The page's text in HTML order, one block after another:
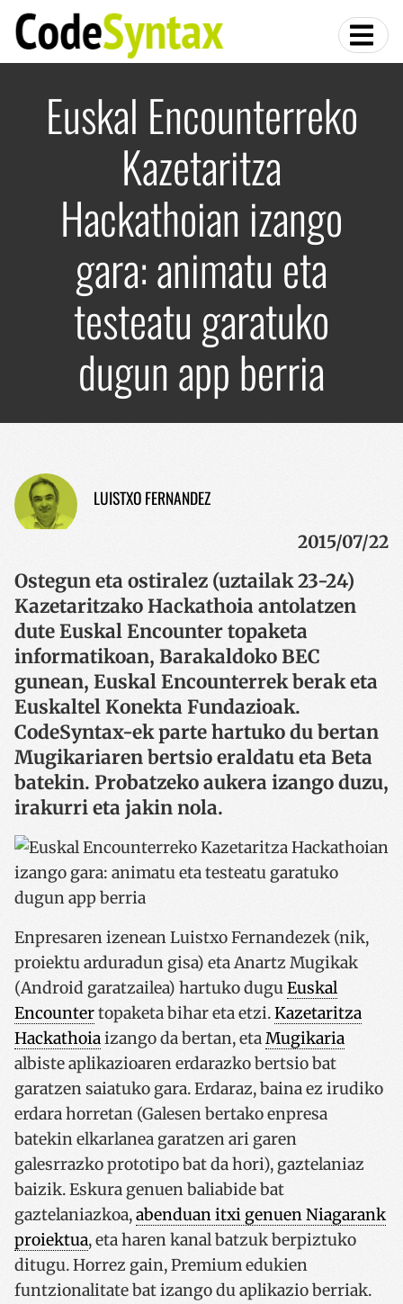
Euskal Encounterreko
Kazetaritza
Hackathoian izango
gara: animatu eta
testeatu garatuko
dugun app berria
LUISTXO FERNANDEZ
2015/07/22
Ostegun eta ostiralez (uztailak 23-24)
Kazetaritzako Hackathoia antolatzen
dute Euskal Encounter topaketa
informatikoan, Barakaldoko BEC
gunean, Euskal Encounterrek berak eta
Euskaltel Konekta Fundazioak.
CodeSyntax-ek parte hartuko du bertan
Mugikariaren bertsio eraldatu eta Beta
batekin. Probatzeko aukera izango duzu,
irakurri eta jakin nola.
Enpresaren izenean Luistxo Fernandezek (nik,
proiektu arduradun gisa) eta Anartz Mugikak
(Android garatzailea) hartuko duguEuskal
Encountertopaketa bihar eta etzi.Kazetaritza
Hackathoiaizango da bertan, etaMugikaria
albiste aplikazioaren erdarazko bertsio bat
garatzen saiatuko gara. Erdaraz, baina ez irudiko
erdara horretan (Galesen bertako enpresa
batekin elkarlanea garatzen ari garen
galesrrazko prototipo bat da hori), gaztelaniaz
baizik. Eskura genuen baliabide bat
gaztelaniazkoa,abenduan itxi genuen Niagarank
proiektua, eta haren kanal batzuk berpiztuko
ditugu. Horrez gain, Premium edukien
funtzionalitate bat izango du aplikazio berriak.